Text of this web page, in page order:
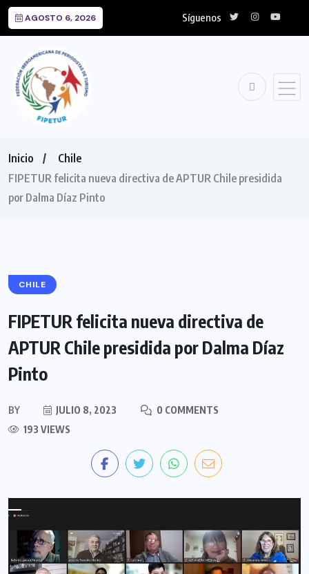
AGOSTO 6, 2026 Síguenos
Inicio
Chile
FIPETUR felicita nueva directiva de APTUR Chile presidida
por Dalma Díaz Pinto
CHILE
FIPETUR felicita nueva directiva de
APTUR Chile presidida por Dalma Díaz
Pinto
BY JULIO 8, 2023
0 COMMENTS
193 VIEWS